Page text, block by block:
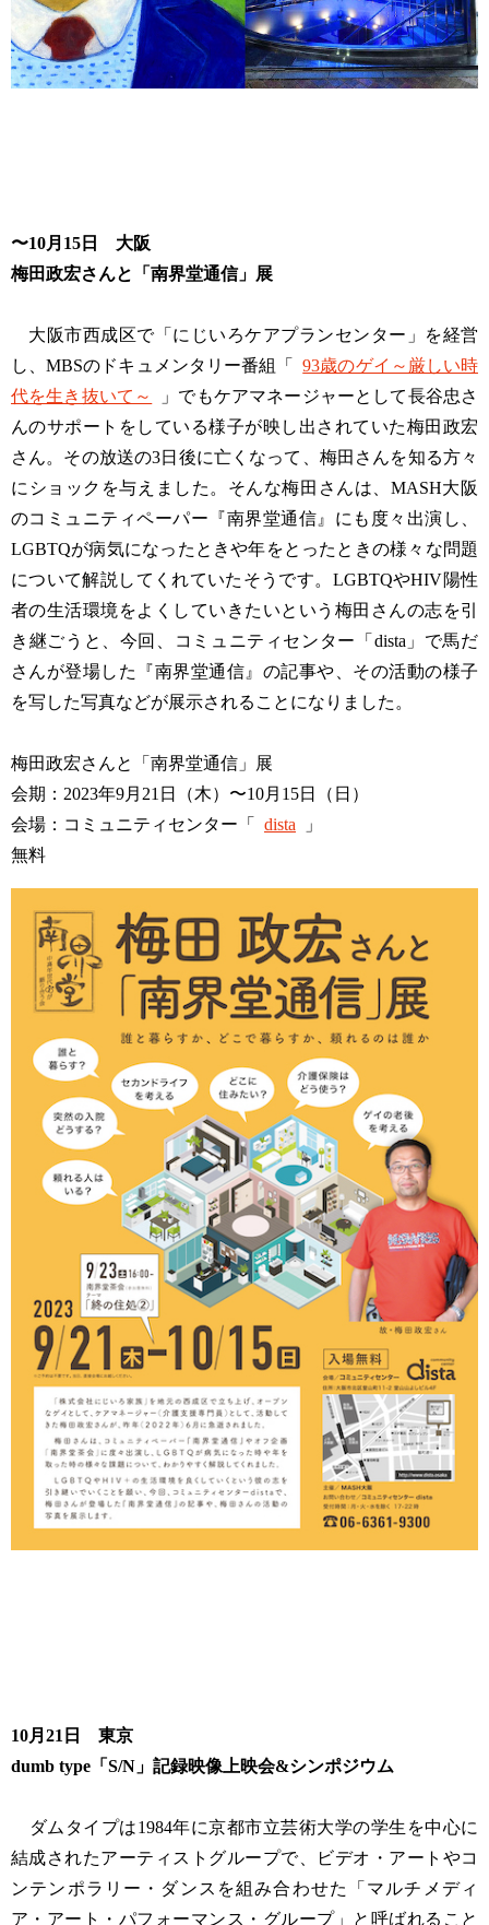
〜10月15日 大阪
梅田政宏さんと「南界堂通信」展
大阪市西成区で「にじいろケアプランセンター」を経営
し、MBSのドキュメンタリー番組「
93歳のゲイ～厳しい時
代を生き抜いて～
」でもケアマネージャーとして長谷忠さ
んのサポートをしている様子が映し出されていた梅田政宏
さん。その放送の3日後に亡くなって、梅田さんを知る方々
にショックを与えました。そんな梅田さんは、MASH大阪
のコミュニティペーパー『南界堂通信』にも度々出演し、
LGBTQが病気になったときや年をとったときの様々な問題
について解説してくれていたそうです。LGBTQやHIV陽性
者の生活環境をよくしていきたいという梅田さんの志を引
き継ごうと、今回、コミュニティセンター「dista」で馬だ
さんが登場した『南界堂通信』の記事や、その活動の様子
を写した写真などが展示されることになりました。
梅田政宏さんと「南界堂通信」展
会期：2023年9月21日（木）〜10月15日（日）
会場：コミュニティセンター「
dista
」
無料
10月21日 東京
dumb type「S/N」記録映像上映会&シンポジウム
ダムタイプは1984年に京都市立芸術大学の学生を中心に
結成されたアーティストグループで、ビデオ・アートやコ
ンテンポラリー・ダンスを組み合わせた「マルチメディ
ア・アート・パフォーマンス・グループ」と呼ばれること